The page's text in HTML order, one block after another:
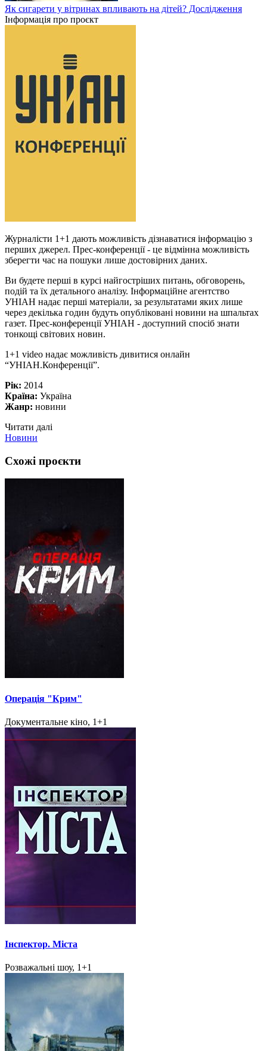
Як сигарети у вітринах впливають на дітей? Дослідження
Інформація про проєкт
Журналісти 1+1 дають можливість дізнаватися інформацію з
перших джерел. Прес-конференції - це відмінна можливість
зберегти час на пошуки лише достовірних даних.
Ви будете перші в курсі найгостріших питань, обговорень,
подій та їх детального аналізу. Інформаційне агентство
УНІАН надає перші матеріали, за результатами яких лише
через декілька годин будуть опубліковані новини на шпальтах
газет. Прес-конференції УНІАН - доступний спосіб знати
тонкощі світових новин.
1+1 video надає можливість дивитися онлайн
“УНІАН.Конференції”.
Рік: 2014
Країна: Україна
Жанр: новини
Читати далі
Новини
Схожі проєкти
Операція "Крим"
Документальне кіно, 1+1
Інспектор. Міста
Розважальні шоу, 1+1